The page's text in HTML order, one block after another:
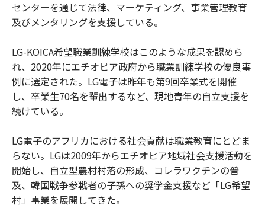
センターを通じて法律、マーケティング、事業管理教育
及びメンタリングを支援している。
LG-KOICA希望職業訓練学校はこのような成果を認めら
れ、2020年にエチオピア政府から職業訓練学校の優良事
例に選定された。LG電子は昨年も第9回卒業式を開催
し、卒業生70名を輩出するなど、現地青年の自立支援を
続けている。
LG電子のアフリカにおける社会貢献は職業教育にとどま
らない。LGは2009年からエチオピア地域社会支援活動を
開始し、自立型農村村落の形成、コレラワクチンの普
及、韓国戦争参戦者の子孫への奨学金支援など「LG希望
村」事業を展開してきた。